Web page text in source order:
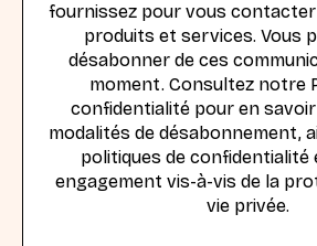
fournissez pour vous contacter
produits et services. Vous
désabonner de ces
moment. Consultez notre
confidentialité pour en
modalités de désabonnement,
politiques de
engagement vis-à-vis de la
vie privée.